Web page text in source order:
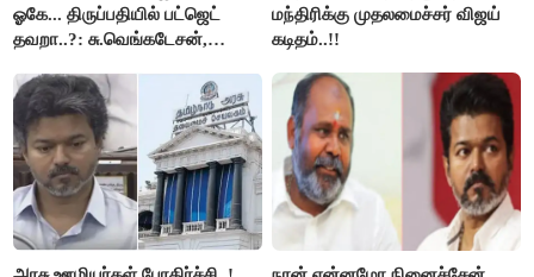
ஓகே... திருப்பதியில் பட்ஜெட்
தவறா..?: சு.வெங்கடேசன்,
கேள்வி..!
மந்திரிக்கு முதலமைச்சர் விஜய்
கடிதம்..!!